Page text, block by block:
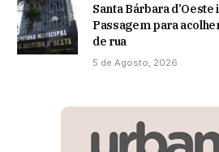
Santa Bárbara d’Oeste
Passagem para
de rua
5 de Agosto, 2026